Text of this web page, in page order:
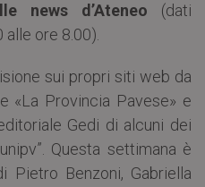
news d’Ateneo (dati
ore 8.00).
sui propri siti web da
«La Provincia Pavese» e
Gedi di alcuni dei
Questa settimana è
Benzoni, Gabriella